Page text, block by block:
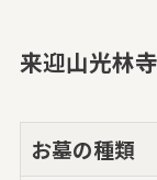
来迎山光林
お墓の種類